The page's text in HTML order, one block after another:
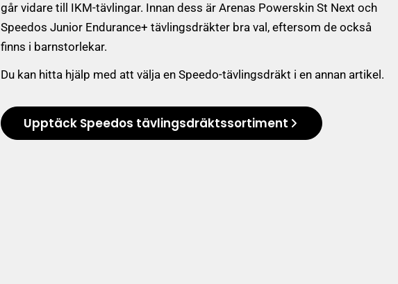
går vidare till IKM-tävlingar. Innan dess är Arenas Powerskin St Next och
Speedos Junior Endurance+ tävlingsdräkter bra val, eftersom de också
finns i barnstorlekar.
Du kan hitta hjälp med att välja en Speedo-tävlingsdräkt i en annan artikel.
Upptäck Speedos tävlingsdräktssortiment